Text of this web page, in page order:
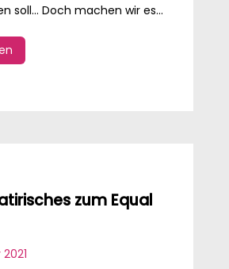
soll... Doch machen wir es...
zum Equal